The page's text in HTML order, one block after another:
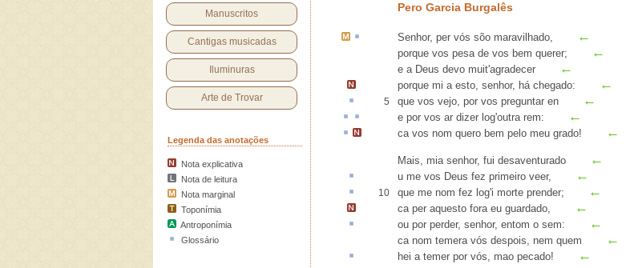
Manuscritos
Cantigas musicadas
Iluminuras
Arte de Trovar
Legenda das anotações
Nota explicativa
Nota de leitura
Nota marginal
Toponímia
Antroponímia
Glossário
Pero Garcia Burgalês
Senhor, per vós sõo maravilhado, ←
porque vos pesa de vos bem querer; ←
e a Deus devo muit'agradecer ←
porque mi a esto, senhor, há chegado: ←
5 que vos vejo, por vos preguntar en ←
e por vos ar dizer log'outra rem: ←
ca vos nom quero bem pelo meu grado! ←
Mais, mia senhor, fui desaventurado ←
u me vos Deus fez primeiro veer, ←
10 que me nom fez log'i morte prender; ←
ca per aquesto fora eu guardado, ←
ou por perder, senhor, entom o sem: ←
ca nom temera vós despois, nem quem ←
hei a temer por vós, mao pecado! ←